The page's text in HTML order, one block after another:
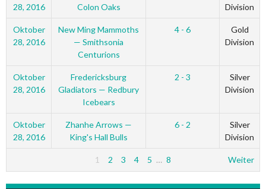
28, 2016
Colon Oaks
Division
Oktober
28, 2016
New Ming Mammoths
— Smithsonia
Centurions
4 - 6
Gold
Division
Oktober
28, 2016
Fredericksburg
Gladiators — Redbury
Icebears
2 - 3
Silver
Division
Oktober
28, 2016
Zhanhe Arrows —
King's Hall Bulls
6 - 2
Silver
Division
1 2 3 4 5 … 8 Weiter